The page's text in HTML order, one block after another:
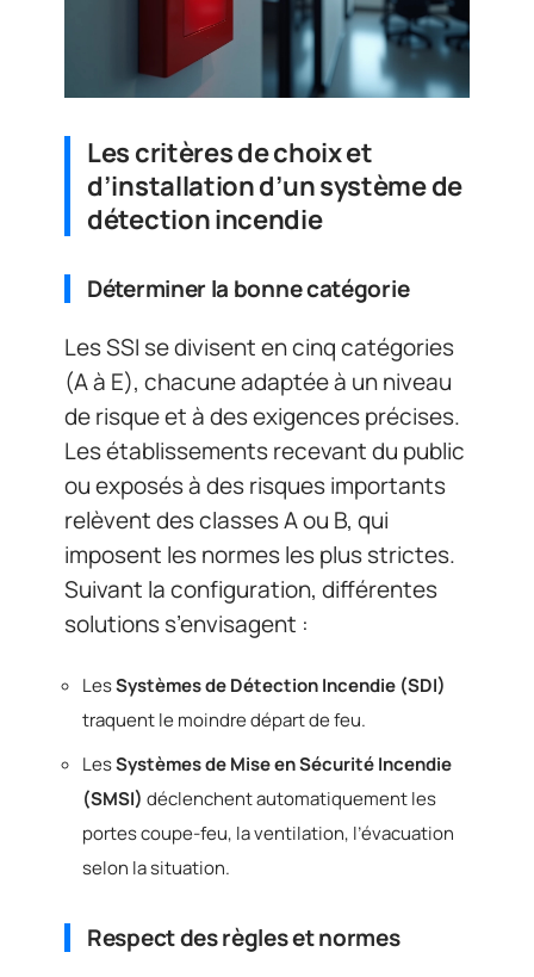
Les critères de choix et
d’installation d’un système de
détection incendie
Déterminer la bonne catégorie
Les SSI se divisent en cinq catégories
(A à E), chacune adaptée à un niveau
de risque et à des exigences précises.
Les établissements recevant du public
ou exposés à des risques importants
relèvent des classes A ou B, qui
imposent les normes les plus strictes.
Suivant la configuration, différentes
solutions s’envisagent :
LesSystèmes de Détection Incendie (SDI)
traquent le moindre départ de feu.
LesSystèmes de Mise en Sécurité Incendie
(SMSI) déclenchent automatiquement les
portes coupe-feu, la ventilation, l’évacuation
selon la situation.
Respect des règles et normes